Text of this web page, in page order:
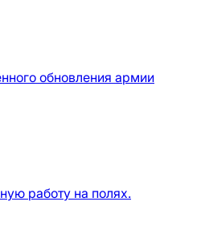
обновления армии
работу на полях.